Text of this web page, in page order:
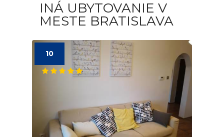
INÁ UBYTOVANIE V
MESTE BRATISLAVA
10